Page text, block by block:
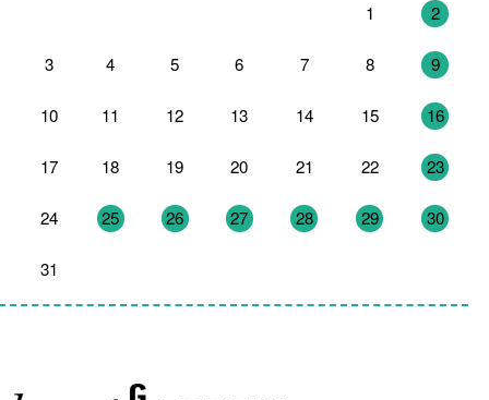
1 2
3 4 5 6 7 8 9
10 11 12 13 14 15 16
17 18 19 20 21 22 23
24 25 26 27 28 29 30
31